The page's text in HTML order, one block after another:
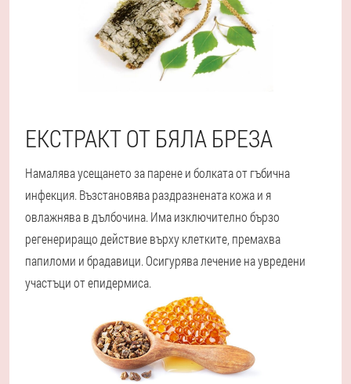
ЕКСТРАКТ ОТ БЯЛА БРЕЗА
Намалява усещането за парене и болката от гъбична
инфекция. Възстановява раздразнената кожа и я
овлажнява в дълбочина. Има изключително бързо
регенериращо действие върху клетките, премахва
папиломи и брадавици. Осигурява лечение на увредени
участъци от епидермиса.